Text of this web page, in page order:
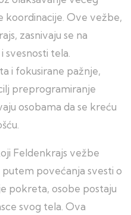
koordinacije. Ove vežbe,
zasnivaju se na
svesnosti tela.
i fokusirane pažnje,
preprogramiranje
osobama da se kreću
Feldenkrajs vežbe
povećanja svesti o
pokreta, osobe postaju
svog tela. Ova